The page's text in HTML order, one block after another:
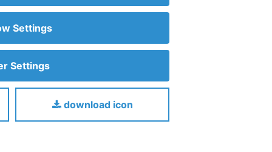
Settings
Settings
download icon